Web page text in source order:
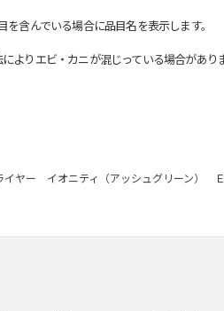
含んでいる場合に品目名を表示します。
りエビ・カニが混じっている場合があ
イヤー イオニティ（アッシュグリーン）